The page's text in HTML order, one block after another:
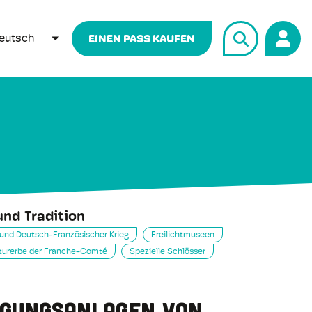
WEITERE AKTIONEN AUFLISTEN
EINEN PASS KAUFEN
Tradition
Deutsch-Französischer Krieg
Freilichtmuseen
der Franche-Comté
Spezielle Schlösser